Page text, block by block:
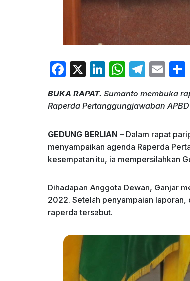
F
c
b
o
o
k
X
Li
k
e
dI
n
W
at
s
A
p
p
T
e
a
m
E
ai
BUKA RAPAT. Sumanto membuka
Raperda Pertanggungjawaban
GEDUNG BERLIAN – Dalam rapat
menyampaikan agenda Raperda
kesempatan itu, ia mempersilahkan
Dihadapan Anggota Dewan, Ganjar
2022. Setelah penyampaian laporan,
raperda tersebut.